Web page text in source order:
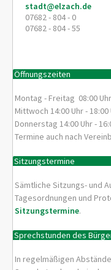
stadt@elzach.de
07682 - 804 - 0
07682 - 804 - 55
Öffnungszeiten
Montag - Freitag 08:00
Mittwoch 14:00 Uhr - 18:00
Donnerstag 14:00 Uhr -
Termine auch nach
Sitzungstermine
Sämtliche Sitzungs- und
Tagesordnungen und
Sitzungstermine.
Sprechstunden des
In regelmäßigen